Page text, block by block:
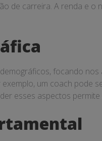
de carreira. A renda e
focando
um coach
esses aspectos